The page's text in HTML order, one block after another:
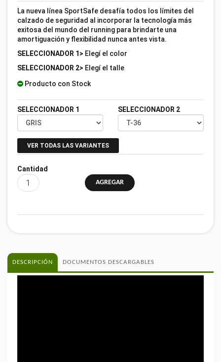
La nueva línea SportSafe desafía todos los límites del
calzado de seguridad al incorporar la tecnología más
exitosa del mundo del running para brindarte una
amortiguación y flexibilidad nunca antes vista.
SELECCIONADOR 1> Elegí el color
SELECCIONADOR 2> Elegí el talle
Producto con Stock
SELECCIONADOR 1 SELECCIONADOR 2
VER TODAS LAS VARIANTES
Cantidad
DESCRIPCIÓN DOCUMENTOS DESCARGABLES